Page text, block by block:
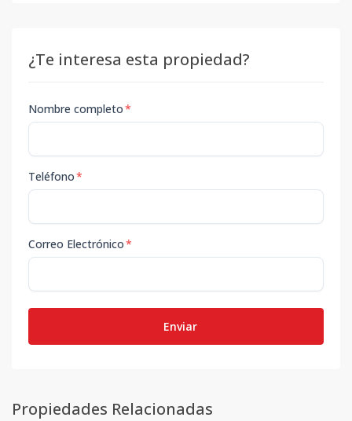
¿Te interesa esta propiedad?
Nombre completo*
Teléfono*
Correo Electrónico*
Enviar
Propiedades Relacionadas